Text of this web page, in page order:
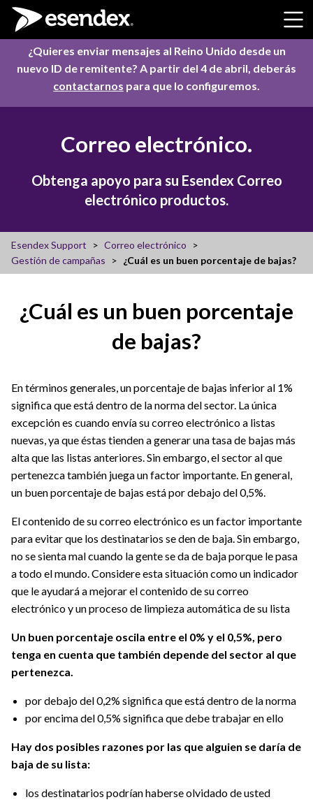
Skip to content
¿Quieres enviar mensajes al Reino Unido desde un
nuevo ID de remitente? A partir del 4 de abril, deberás
contactarnos para que lo configuremos.
Correo electrónico.
Obtenga apoyo para su Esendex Correo
electrónico productos.
Esendex Support
Correo electrónico
Gestión de campañas
¿Cuál es un buen porcentaje de bajas?
¿Cuál es un buen porcentaje
de bajas?
En términos generales, un porcentaje de bajas inferior al 1%
significa que está dentro de la norma del sector. La única
excepción es cuando envía su correo electrónico a listas
nuevas, ya que éstas tienden a generar una tasa de bajas más
alta que las listas anteriores. Sin embargo, el sector al que
pertenezca también juega un factor importante. En general,
un buen porcentaje de bajas está por debajo del 0,5%.
El contenido de su correo electrónico es un factor importante
para evitar que los destinatarios se den de baja. Sin embargo,
no se sienta mal cuando la gente se da de baja porque le pasa
a todo el mundo. Considere esta situación como un indicador
que le ayudará a mejorar el contenido de su correo
electrónico y un proceso de limpieza automática de su lista
Un buen porcentaje oscila entre el 0% y el 0,5%, pero
tenga en cuenta que también depende del sector al que
pertenezca.
por debajo del 0,2% significa que está dentro de la norma
por encima del 0,5% significa que debe trabajar en ello
Hay dos posibles razones por las que alguien se daría de
baja de su lista:
los destinatarios podrían haberse olvidado de usted